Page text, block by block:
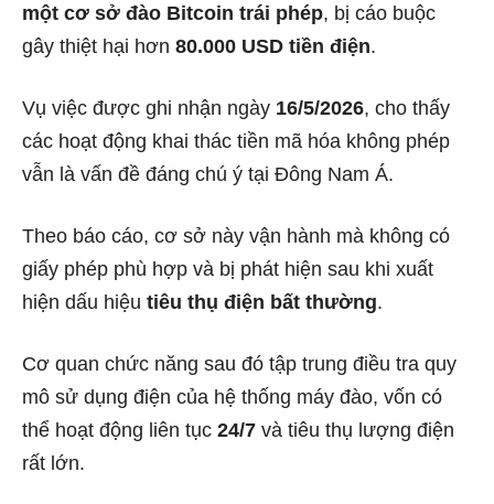
một cơ sở đào Bitcoin trái phép, bị cáo buộc
gây thiệt hại hơn 80.000 USD tiền điện.
Vụ việc được ghi nhận ngày 16/5/2026, cho thấy
các hoạt động khai thác tiền mã hóa không phép
vẫn là vấn đề đáng chú ý tại Đông Nam Á.
Theo báo cáo, cơ sở này vận hành mà không có
giấy phép phù hợp và bị phát hiện sau khi xuất
hiện dấu hiệu tiêu thụ điện bất thường.
Cơ quan chức năng sau đó tập trung điều tra quy
mô sử dụng điện của hệ thống máy đào, vốn có
thể hoạt động liên tục 24/7 và tiêu thụ lượng điện
rất lớn.